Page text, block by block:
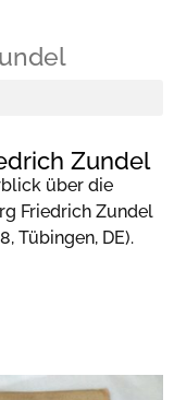
Zundel
über die
Friedrich Zundel
Tübingen, DE).